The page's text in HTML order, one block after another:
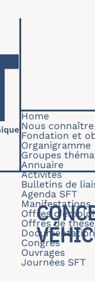
Home
Nous connaître
Fondation et
Organigramme
Groupes
Annuaire
Activités
Bulletins de
Agenda SFT
Manifestations
Offres d'emploi
Offres de
Documentation
Congrès
Ouvrages
Journées SFT